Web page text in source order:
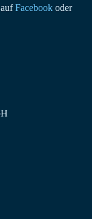
Facebook oder